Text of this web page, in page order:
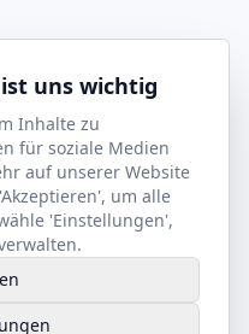
Rechtliches
Impressum
Datenschutz
AGB
uns wichtig
Inhalte zu
für soziale Medien
auf unserer Website
um alle
'Einstellungen',
Hilfe benötigt?